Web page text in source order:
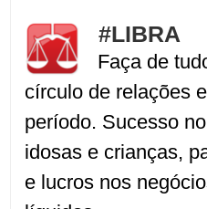
#LIBRA
Faça de
círculo de relações
período. Sucesso
idosas e crianças,
e lucros nos